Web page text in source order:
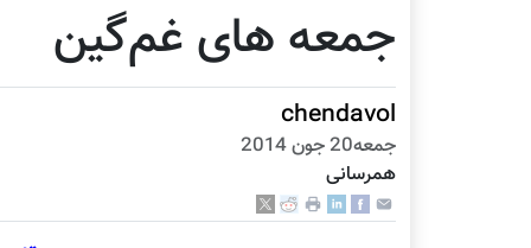
جمعه‌ های غم‌گین
chendavol
جمعه20 جون 2014
همرسانی